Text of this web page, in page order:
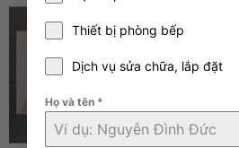
Thiết bị phòng bếp
Dịch vụ sửa chữa, lắp đặt
Họ và tên *